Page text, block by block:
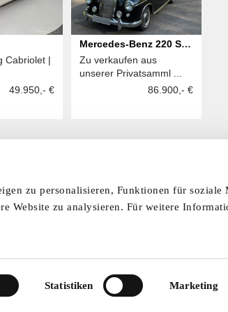
zu personalisieren, Funktionen für soziale
Website zu analysieren. Für weitere
Statistiken Marketing
Cabriolet |
49.950,- €
Mercedes-Benz 220 S
Ponton Cabrio,
Zu verkaufen aus
unserer Privatsamml ...
86.900,- €
App herunter:
Zeitschriften